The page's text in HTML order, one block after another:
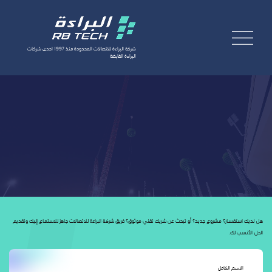
شركة البراءة للاتصالات المحدودة منذ 1997 احدى شركات
البراءة القابضة
هل لديك استفسار؟ مشروع جديد؟ أو تبحث عن شريك تقني موثوق؟ فريق شركة البراءة للاتصالات جاهز للاستماع إليك وتقديم
الحل الأنسب لك.
الاسم الكامل